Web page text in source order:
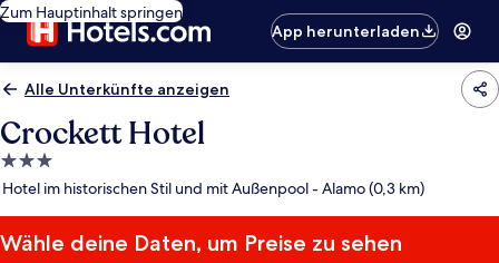
Zum Hauptinhalt springen
App herunterladen
Alle Unterkünfte anzeigen
Crockett Hotel
3.0-
Sterne-
Hotel im historischen Stil und mit Außenpool - Alamo (0,3 km)
Wähle deine Daten, um Preise zu sehen